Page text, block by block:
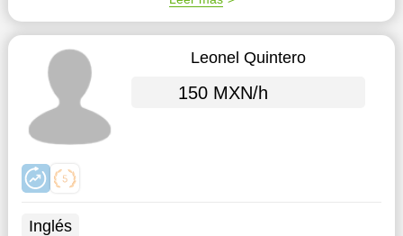
Leonel Quintero
150 MXN/h
Inglés